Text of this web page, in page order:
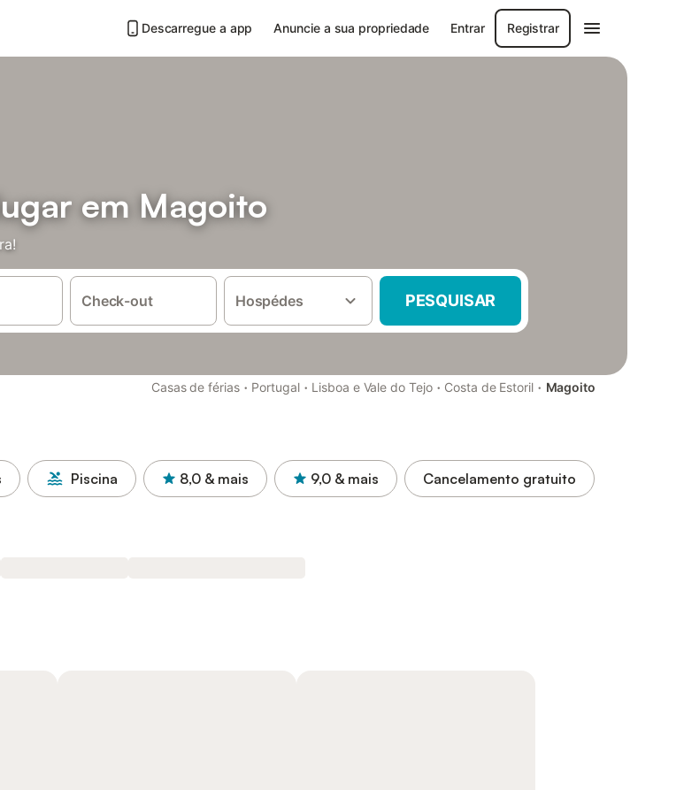
Descarregue a app Anuncie a sua propriedade Entrar Registrar
em Magoito
Check-out Hospédes PESQUISAR
Casas de férias · Portugal · Lisboa e Vale do Tejo · Costa de Estoril · Magoito
Piscina 8,0 & mais 9,0 & mais Cancelamento gratuito